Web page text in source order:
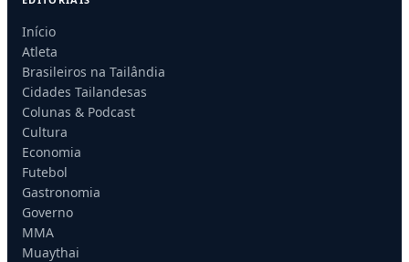
Início
Atleta
Brasileiros na Tailândia
Cidades Tailandesas
Colunas & Podcast
Cultura
Economia
Futebol
Gastronomia
Governo
MMA
Muaythai